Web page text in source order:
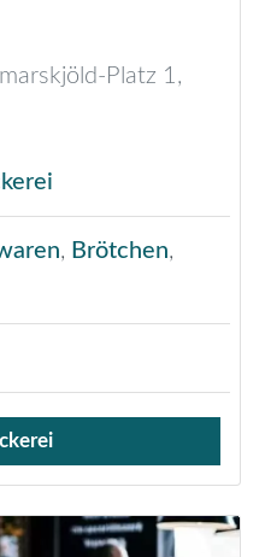
Platz 1,
, Brötchen,